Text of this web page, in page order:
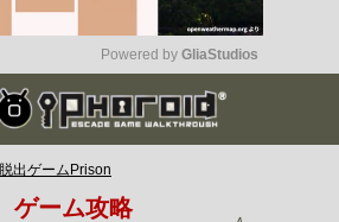
Mute
Powered by GliaStudios
脱出ゲームPrison
ゲーム攻略